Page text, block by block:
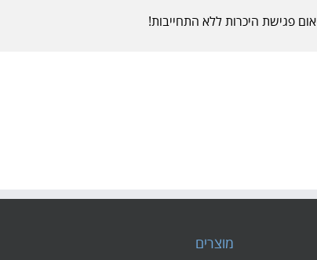
פגישת היכרות ללא התחייבות!
מוצרים